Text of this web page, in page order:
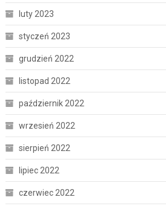
luty 2023
styczeń 2023
grudzień 2022
listopad 2022
październik 2022
wrzesień 2022
sierpień 2022
lipiec 2022
czerwiec 2022